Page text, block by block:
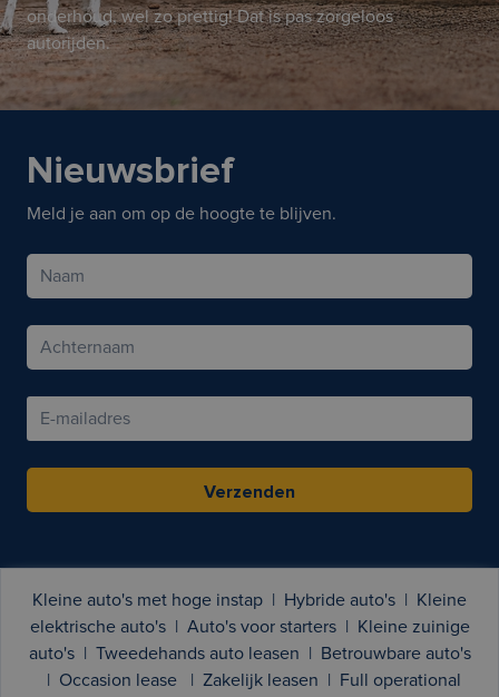
onderhoud, wel zo prettig! Dat is pas zorgeloos
autorijden.
Nieuwsbrief
Meld je aan om op de hoogte te blijven.
Verzenden
Kleine auto's met hoge instap Hybride auto's
Kleine
elektrische auto's
Auto's voor starters
Kleine zuinige
auto's
Tweedehands auto leasen
Betrouwbare auto's
Occasion lease Zakelijk leasen
Full operational